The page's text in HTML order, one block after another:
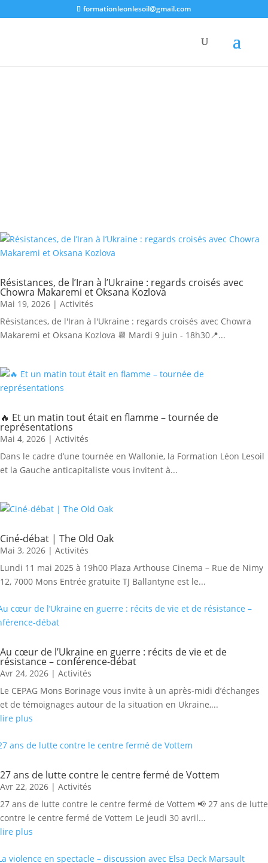
formationleonlesoil@gmail.com
Résistances, de l’Iran à l’Ukraine : regards croisés avec
Chowra Makaremi et Oksana Kozlova
Mai 19, 2026 | Activités
Résistances, de l'Iran à l'Ukraine : regards croisés avec Chowra
Makaremi et Oksana Kozlova 📆 Mardi 9 juin - 18h30📍...
🔥 Et un matin tout était en flamme – tournée de
représentations
Mai 4, 2026 | Activités
Dans le cadre d’une tournée en Wallonie, la Formation Léon Lesoil
et la Gauche anticapitaliste vous invitent à...
Ciné-débat | The Old Oak
Mai 3, 2026 | Activités
Lundi 11 mai 2025 à 19h00 Plaza Arthouse Cinema – Rue de Nimy
12, 7000 Mons Entrée gratuite TJ Ballantyne est le...
Au cœur de l’Ukraine en guerre : récits de vie et de
résistance – conférence-débat
Avr 24, 2026 | Activités
Le CEPAG Mons Borinage vous invite à un après-midi d’échanges
et de témoignages autour de la situation en Ukraine,...
lire plus
27 ans de lutte contre le centre fermé de Vottem
Avr 22, 2026 | Activités
27 ans de lutte contre le centre fermé de Vottem 📢 27 ans de lutte
contre le centre fermé de Vottem Le jeudi 30 avril...
lire plus